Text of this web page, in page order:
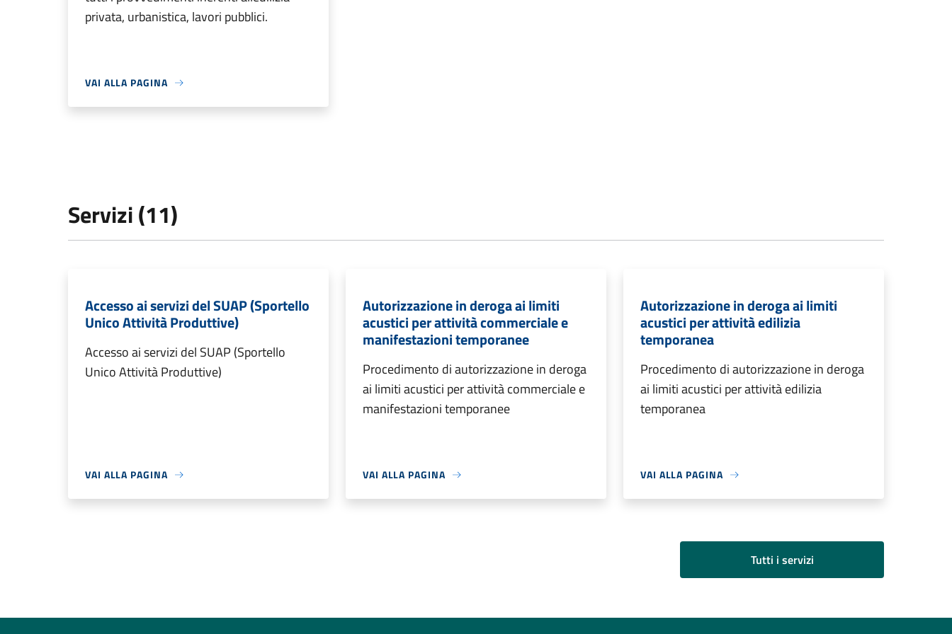
privata, urbanistica, lavori pubblici.
VAI ALLA PAGINA
Servizi (11)
Accesso ai servizi del SUAP (Sportello
Unico Attività Produttive)
Accesso ai servizi del SUAP (Sportello
Unico Attività Produttive)
VAI ALLA PAGINA
Autorizzazione in deroga ai limiti
acustici per attività commerciale e
manifestazioni temporanee
Procedimento di autorizzazione in deroga
ai limiti acustici per attività commerciale e
manifestazioni temporanee
VAI ALLA PAGINA
Autorizzazione in deroga ai limiti
acustici per attività edilizia
temporanea
Procedimento di autorizzazione in deroga
ai limiti acustici per attività edilizia
temporanea
VAI ALLA PAGINA
Tutti i servizi